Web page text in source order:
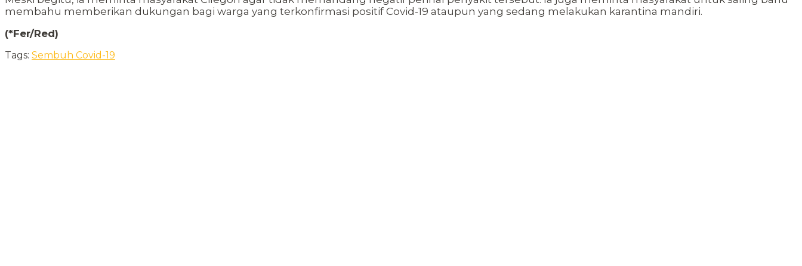
membahu memberikan dukungan bagi warga yang terkonfirmasi positif Covid-19 ataupun yang sedang melakukan karantina mandiri.
(*Fer/Red)
Tags: Sembuh Covid-19